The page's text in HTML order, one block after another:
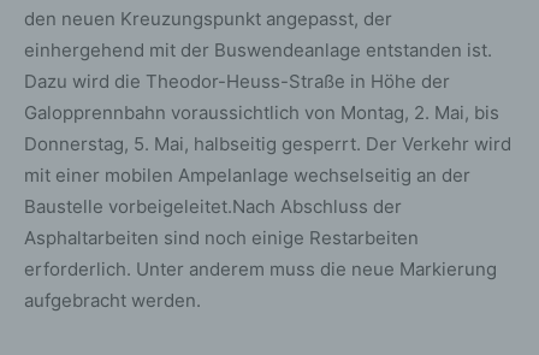
den neuen Kreuzungspunkt angepasst, der
einhergehend mit der Buswendeanlage entstanden ist.
Dazu wird die Theodor-Heuss-Straße in Höhe der
Galopprennbahn voraussichtlich von Montag, 2. Mai, bis
Donnerstag, 5. Mai, halbseitig gesperrt. Der Verkehr wird
mit einer mobilen Ampelanlage wechselseitig an der
Baustelle vorbeigeleitet.Nach Abschluss der
Asphaltarbeiten sind noch einige Restarbeiten
erforderlich. Unter anderem muss die neue Markierung
aufgebracht werden.